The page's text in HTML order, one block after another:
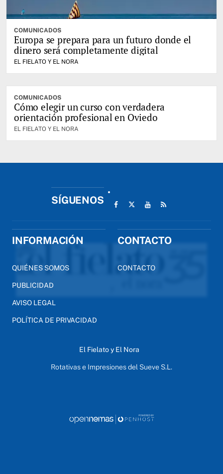
COMUNICADOS
Europa se prepara para un futuro donde el
dinero será completamente digital
EL FIELATO Y EL NORA
COMUNICADOS
Cómo elegir un curso con verdadera
orientación profesional en Oviedo
EL FIELATO Y EL NORA
SÍGUENOS
INFORMACIÓN
QUIÉNES SOMOS
PUBLICIDAD
AVISO LEGAL
POLÍTICA DE PRIVACIDAD
CONTACTO
CONTACTO
El Fielato y El Nora
Rotativas e Impresiones del Sueve S.L.